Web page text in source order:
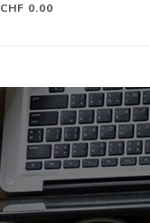
CHF 0.00